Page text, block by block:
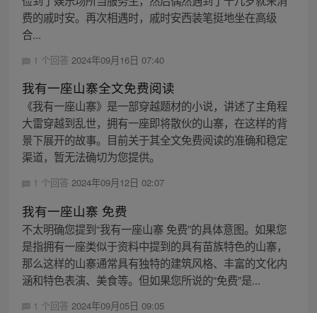
费的戚时安。再次相遇时，戚时安西装笔挺地坐在高级
合...
1 个回答 2024年09月16日 07:40
我有一座山寨全文免费阅读
《我有一座山寨》是一部穿越题材的小说，讲述了主角程
大雷穿越到乱世，拥有一座即将散伙的山寨，在这样的背
景下展开的故事。目前关于其全文免费阅读的准确和稳定
渠道，暂无法确切为您提供。
1 个回答 2024年09月12日 02:07
我有一座山寨 免费
不太明确您提到“我有一座山寨 免费”的具体意图。如果您
是指拥有一座类似于资料中提到的具有苗族特色的山寨，
那么这样的山寨通常具有独特的建筑风格、丰富的文化内
涵和特色表演、美食等。但如果您所说的“免费”是...
1 个回答 2024年09月05日 09:05